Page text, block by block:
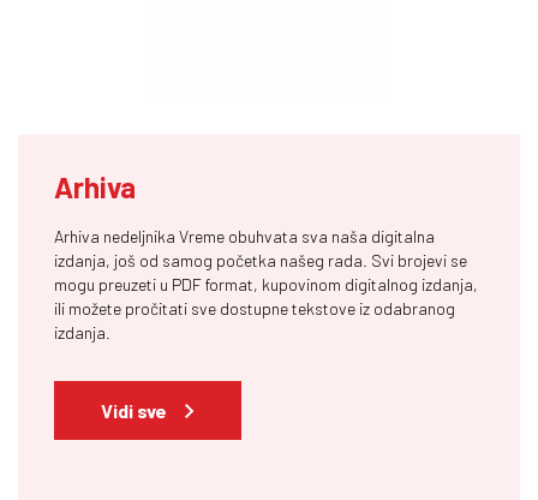
Arhiva
Arhiva nedeljnika Vreme obuhvata sva naša digitalna
izdanja, još od samog početka našeg rada. Svi brojevi se
mogu preuzeti u PDF format, kupovinom digitalnog izdanja,
ili možete pročitati sve dostupne tekstove iz odabranog
izdanja.
Vidi sve